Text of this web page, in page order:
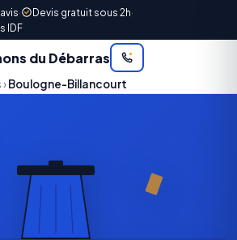
· Devis gratuit sous 2h·
IDF
du Débarras
› Boulogne-Billancourt